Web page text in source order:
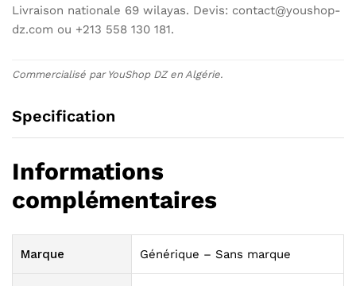
Livraison nationale 69 wilayas. Devis: contact@youshop-
dz.com ou +213 558 130 181.
Commercialisé par YouShop DZ en Algérie.
Specification
Informations
complémentaires
Marque Générique – Sans marque